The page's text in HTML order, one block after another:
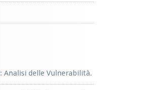
: Analisi delle Vulnerabilità.